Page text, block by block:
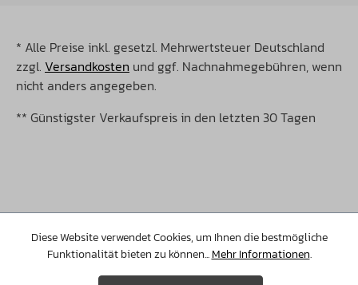
* Alle Preise inkl. gesetzl. Mehrwertsteuer Deutschland
zzgl. Versandkosten und ggf. Nachnahmegebühren, wenn
nicht anders angegeben.
** Günstigster Verkaufspreis in den letzten 30 Tagen
©Copyright 2026 Christopeit Sport. Alle Rechte
vorbehalten.
Diese Website verwendet Cookies, um Ihnen die bestmögliche
Funktionalität bieten zu können...Mehr Informationen.